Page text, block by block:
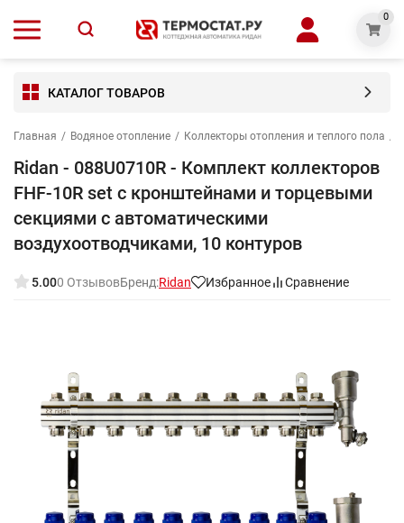
0
КАТАЛОГ ТОВАРОВ
Главная / Водяное отопление / Коллекторы отопления и теплого пола /
Ridan - 088U0710R - Комплект коллекторов
FHF-10R set с кронштейнами и торцевыми
секциями с автоматическими
воздухоотводчиками, 10 контуров
5.000 ОтзывовБренд:Ridan Избранное Сравнение